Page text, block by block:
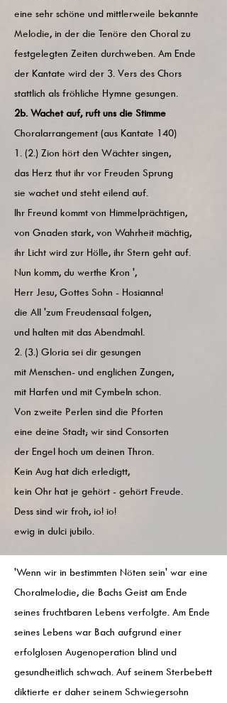
eine sehr schöne und mittlerweile bekannte
Melodie, in der die Tenöre den Choral zu
festgelegten Zeiten durchweben. Am Ende
der Kantate wird der 3. Vers des Chors
stattlich als fröhliche Hymne gesungen.
2b. Wachet auf, ruft uns die Stimme
Choralarrangement (aus Kantate 140)
1. (2.) Zion hört den Wächter singen,
das Herz thut ihr vor Freuden Sprung
sie wachet und steht eilend auf.
Ihr Freund kommt von Himmelprächtigen,
von Gnaden stark, von Wahrheit mächtig,
ihr Licht wird zur Hölle, ihr Stern geht auf.
Nun komm, du werthe Kron ',
Herr Jesu, Gottes Sohn - Hosianna!
die All 'zum Freudensaal folgen,
und halten mit das Abendmahl.
2. (3.) Gloria sei dir gesungen
mit Menschen- und englichen Zungen,
mit Harfen und mit Cymbeln schon.
Von zweite Perlen sind die Pforten
eine deine Stadt; wir sind Consorten
der Engel hoch um deinen Thron.
Kein Aug hat dich erledigtt,
kein Ohr hat je gehört - gehört Freude.
Dess sind wir froh, io! io!
ewig in dulci jubilo.
'Wenn wir in bestimmten Nöten sein' war eine
Choralmelodie, die Bachs Geist am Ende
seines fruchtbaren Lebens verfolgte. Am Ende
seines Lebens war Bach aufgrund einer
erfolglosen Augenoperation blind und
gesundheitlich schwach. Auf seinem Sterbebett
diktierte er daher seinem Schwiegersohn